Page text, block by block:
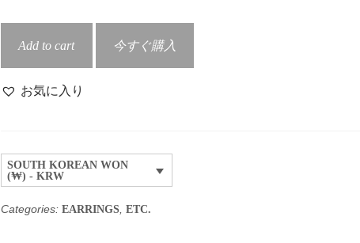
Add to cart 今すぐ購入
お気に入り
SOUTH KOREAN WON
(₩) - KRW
Categories:EARRINGS,ETC.